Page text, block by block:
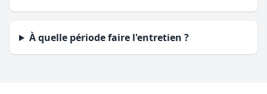
À quelle période faire l'entretien ?